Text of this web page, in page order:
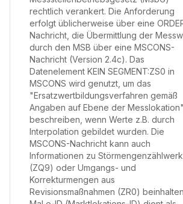
rechtlich verankert. Die Anforderung
erfolgt üblicherweise über eine
Nachricht, die Übermittlung der
durch den MSB über eine MSCONS-
Nachricht (Version 2.4c). Das
Datenelement KEIN SEGMENT:ZS0 in
MSCONS wird genutzt, um das
"Ersatzwertbildungsverfahren gemäß
Angaben auf Ebene der
beschreiben, wenn Werte z.B. durch
Interpolation gebildet wurden. Die
MSCONS-Nachricht kann auch
Informationen zu
(ZQ9) oder Umgangs- und
Korrekturmengen aus
Revisionsmaßnahmen (ZR0)